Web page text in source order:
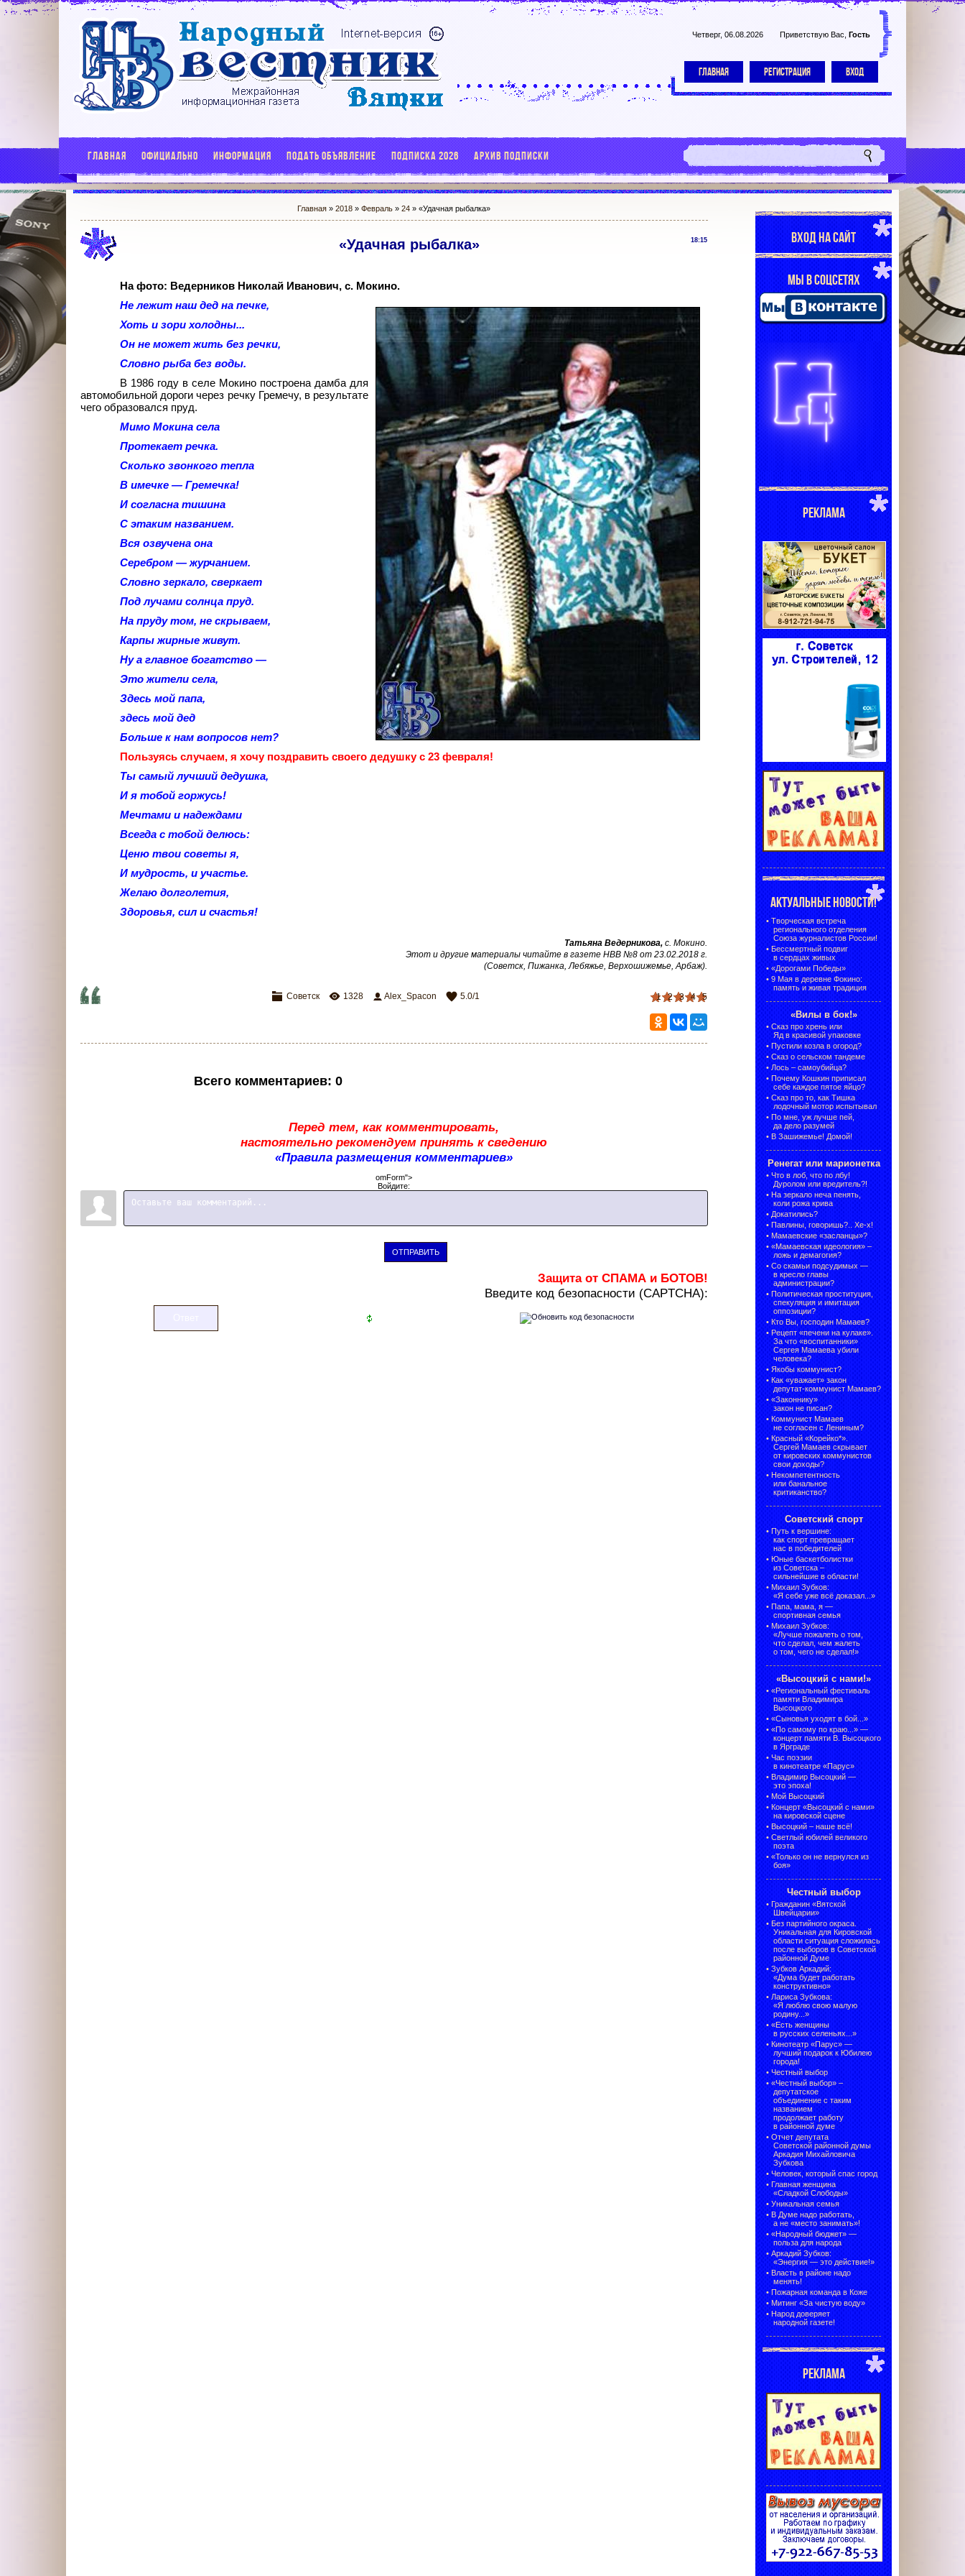
Четверг, 06.08.2026 Приветствую Вас Гость
ГЛАВНАЯ РЕГИСТРАЦИЯ ВХОД
ГЛАВНАЯ ОФИЦИАЛЬНО ИНФОРМАЦИЯ ПОДАТЬ ОБЪЯВЛЕНИЕ ПОДПИСКА 2026 АРХИВ ПОДПИСКИ
Главная »2018 » Февраль » 24 » «Удачная рыбалка»
18:15
«Удачная рыбалка»
На фото: Ведерников Николай Иванович, с. Мокино.
Не лежит наш дед на печке,
Хоть и зори холодны...
Он не может жить без речки,
Словно рыба без воды.
В 1986 году в селе Мокино построена дамба для
автомобильной дороги через речку Гремечу, в результате
чего образовался пруд.
Мимо Мокина села
Протекает речка.
Сколько звонкого тепла
В имечке — Гремечка!
И согласна тишина
С этаким названием.
Вся озвучена она
Серебром — журчанием.
Словно зеркало, сверкает
Под лучами солнца пруд.
На пруду том, не скрываем,
Карпы жирные живут.
Ну а главное богатство —
Это жители села,
Здесь мой папа,
здесь мой дед
Больше к нам вопросов нет?
Пользуясь случаем, я хочу поздравить своего дедушку с 23 февраля!
Ты самый лучший дедушка,
И я тобой горжусь!
Мечтами и надеждами
Всегда с тобой делюсь:
Ценю твои советы я,
И мудрость, и участье.
Желаю долголетия,
Здоровья, сил и счастья!
Татьяна Ведерникова, с. Мокино.
Этот и другие материалы читайте в газете НВВ №8 от 23.02.2018 г.
(Советск, Пижанка, Лебяжье, Верхошижемье, Арбаж).
1 2 3 4 5
Советск 1328 Alex_Spacon 5.0/1
Всего комментариев: 0
Перед тем, как комментировать,
настоятельно рекомендуем принять к сведению
«Правила размещения комментариев»
omForm">
Войдите:
ОТПРАВИТЬ
Защита от СПАМА и БОТОВ!
Введите код безопасности (CAPTCHA):
ВХОД НА САЙТ
МЫ В СОЦСЕТЯХ
РЕКЛАМА
АКТУАЛЬНЫЕ НОВОСТИ!
• Творческая встреча
регионального отделения
Союза журналистов России!
• Бессмертный подвиг
в сердцах живых
• «Дорогами Победы»
• 9 Мая в деревне Фокино:
память и живая традиция
«Вилы в бок!»
• Сказ про хрень или
Яд в красивой упаковке
• Пустили козла в огород?
• Сказ о сельском тандеме
• Лось – самоубийца?
• Почему Кошкин приписал
себе каждое пятое яйцо?
• Сказ про то, как Тишка
лодочный мотор испытывал
• По мне, уж лучше пей,
да дело разумей
• В Зашижемье! Домой!
Ренегат или марионетка
• Что в лоб, что по лбу!
Дуролом или вредитель?!
• На зеркало неча пенять,
коли рожа крива
• Докатились?
• Павлины, говоришь?.. Хе-х!
• Мамаевские «засланцы»?
• «Мамаевская идеология» –
ложь и демагогия?
• Со скамьи подсудимых —
в кресло главы
администрации?
• Политическая проституция,
спекуляция и имитация
оппозиции?
• Кто Вы, господин Мамаев?
• Рецепт «печени на кулаке».
За что «воспитанники»
Сергея Мамаева убили
человека?
• Якобы коммунист?
• Как «уважает» закон
депутат-коммунист Мамаев?
• «Законнику»
закон не писан?
• Коммунист Мамаев
не согласен с Лениным?
• Красный «Корейко*».
Сергей Мамаев скрывает
от кировских коммунистов
свои доходы?
• Некомпетентность
или банальное
критиканство?
Советский спорт
• Путь к вершине:
как спорт превращает
нас в победителей
• Юные баскетболистки
из Советска –
сильнейшие в области!
• Михаил Зубков:
«Я себе уже всё доказал...»
• Папа, мама, я —
спортивная семья
• Михаил Зубков:
«Лучше пожалеть о том,
что сделал, чем жалеть
о том, чего не сделал!»
«Высоцкий с нами!»
• «Региональный фестиваль
памяти Владимира
Высоцкого
• «Сыновья уходят в бой...»
• «По самому по краю...» —
концерт памяти В. Высоцкого
в Ярграде
• Час поэзии
в кинотеатре «Парус»
• Владимир Высоцкий —
это эпоха!
• Мой Высоцкий
• Концерт «Высоцкий с нами»
на кировской сцене
• Высоцкий – наше всё!
• Светлый юбилей великого
поэта
• «Только он не вернулся из
боя»
Честный выбор
• Гражданин «Вятской
Швейцарии»
• Без партийного окраса.
Уникальная для Кировской
области ситуация сложилась
после выборов в Советской
районной Думе
• Зубков Аркадий:
«Дума будет работать
конструктивно»
• Лариса Зубкова:
«Я люблю свою малую
родину...»
• «Есть женщины
в русских селеньях...»
• Кинотеатр «Парус» —
лучший подарок к Юбилею
города!
• Честный выбор
• «Честный выбор» –
депутатское
объединение с таким
названием
продолжает работу
в районной думе
• Отчет депутата
Советской районной думы
Аркадия Михайловича
Зубкова
• Человек, который спас город
• Главная женщина
«Сладкой Слободы»
• Уникальная семья
• В Думе надо работать,
а не «место занимать»!
• «Народный бюджет» —
польза для народа
• Аркадий Зубков:
«Энергия — это действие!»
• Власть в районе надо
менять!
• Пожарная команда в Коже
• Митинг «За чистую воду»
• Народ доверяет
народной газете!
РЕКЛАМА